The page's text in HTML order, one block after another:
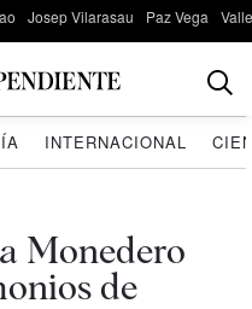
Josep Vilarasau Paz Vega
INTERNACIONAL
Monedero
de